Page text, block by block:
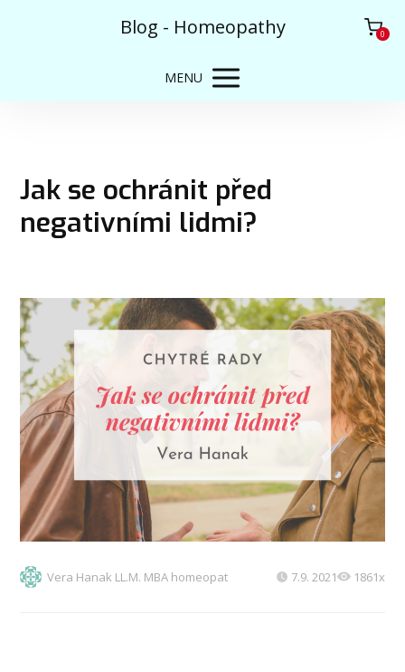
Blog - Homeopathy 0
MENU
Jak se ochránit před
negativními lidmi?
Vera Hanak LL.M. MBA homeopat 7.9. 2021 1861x